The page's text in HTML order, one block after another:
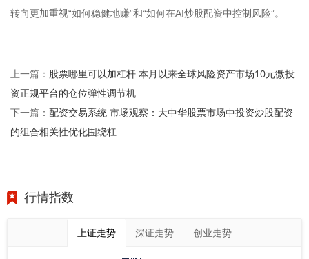
转向更加重视“如何稳健地赚”和“如何在AI炒股配资中控制风险”。
上一篇： 股票哪里可以加杠杆 本月以来全球风险资产市场10元微投
资正规平台的仓位弹性调节机
下一篇： 配资交易系统 市场观察：大中华股票市场中投资炒股配资
的组合相关性优化围绕杠
行情指数
上证走势 深证走势 创业走势